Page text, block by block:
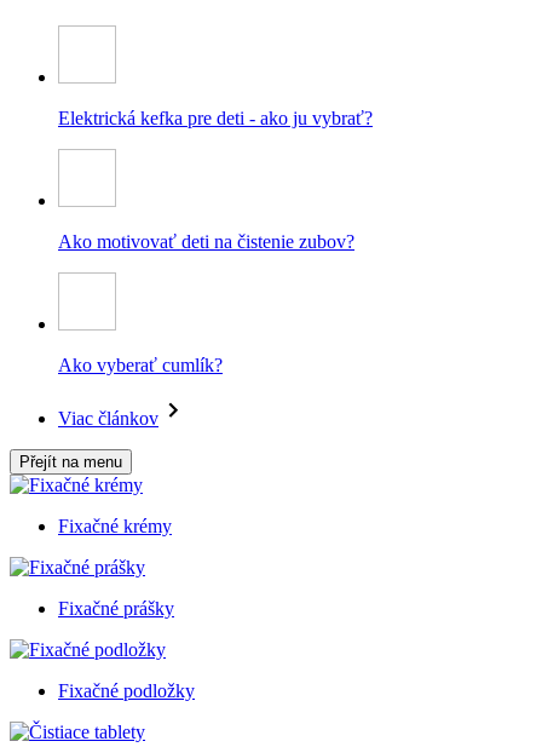
Elektrická kefka pre deti - ako ju vybrať?
Ako motivovať deti na čistenie zubov?
Ako vyberať cumlík?
Viac článkov
Přejít na menu
Fixačné krémy
Fixačné prášky
Fixačné podložky